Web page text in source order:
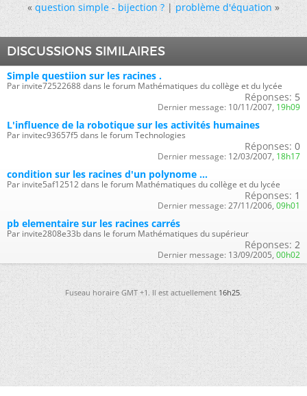
« question simple - bijection ?|problème d'équation »
DISCUSSIONS SIMILAIRES
Simple questiion sur les racines .
Par invite72522688 dans le forum Mathématiques du collège et du lycée
Réponses: 5
Dernier message: 10/11/2007, 19h09
L'influence de la robotique sur les activités humaines
Par invitec93657f5 dans le forum Technologies
Réponses: 0
Dernier message: 12/03/2007, 18h17
condition sur les racines d'un polynome ...
Par invite5af12512 dans le forum Mathématiques du collège et du lycée
Réponses: 1
Dernier message: 27/11/2006, 09h01
pb elementaire sur les racines carrés
Par invite2808e33b dans le forum Mathématiques du supérieur
Réponses: 2
Dernier message: 13/09/2005, 00h02
Fuseau horaire GMT +1. Il est actuellement16h25.